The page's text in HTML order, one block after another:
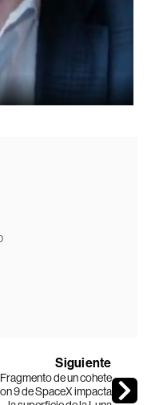
Siguiente
Fragmento de un cohete
9 de SpaceX impacta